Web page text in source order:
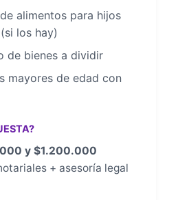
alimentos para hijos
los hay)
de bienes a dividir
mayores de edad con
y $1.200.000
+ asesoría legal